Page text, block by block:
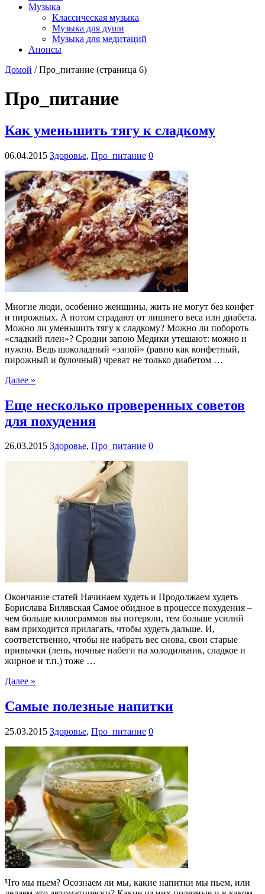
Музыка
Классическая музыка
Музыка для души
Музыка для медитаций
Анонсы
Домой / Про_питание (страница 6)
Про_питание
Как уменьшить тягу к сладкому
06.04.2015 Здоровье, Про_питание 0
Многие люди, особенно женщины, жить не могут без конфет
и пирожных. А потом страдают от лишнего веса или диабета.
Можно ли уменьшить тягу к сладкому? Можно ли побороть
«сладкий плен»? Сродни запою Медики утешают: можно и
нужно. Ведь шоколадный «запой» (равно как конфетный,
пирожный и булочный) чреват не только диабетом …
Далее »
Еще несколько проверенных советов
для похудения
26.03.2015 Здоровье, Про_питание 0
Окончание статей Начинаем худеть и Продолжаем худеть
Борислава Билявская Самое обидное в процессе похудения –
чем больше килограммов вы потеряли, тем больше усилий
вам приходится прилагать, чтобы худеть дальше. И,
соответственно, чтобы не набрать вес снова, свои старые
привычки (лень, ночные набеги на холодильник, сладкое и
жирное и т.п.) тоже …
Далее »
Самые полезные напитки
25.03.2015 Здоровье, Про_питание 0
Что мы пьем? Осознаем ли мы, какие напитки мы пьем, или